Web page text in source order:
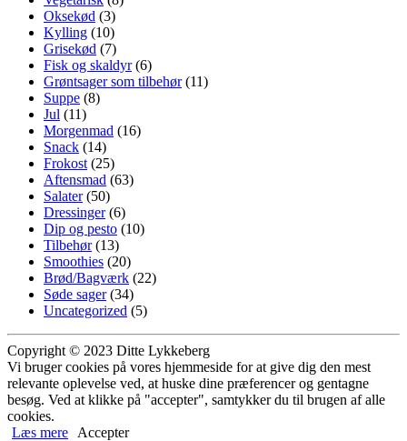
Oksekød (3)
Kylling (10)
Grisekød (7)
Fisk og skaldyr(6)
Grøntsager som tilbehør(11)
Suppe (8)
Jul (11)
Morgenmad (16)
Snack (14)
Frokost (25)
Aftensmad (63)
Salater(50)
Dressinger(6)
Dip og pesto (10)
Tilbehør(13)
Smoothies (20)
Brød/Bagværk (22)
Søde sager(34)
Uncategorized (5)
Copyright © 2023 Ditte Lykkeberg
Vi bruger cookies på vores hjemmeside for at give dig den mest
relevante oplevelse ved, at huske dine præferencer og gentagne
besøg. Ved at klikke på "accepter", samtykker du til brugen af alle
cookies.
Læs mere
Accepter